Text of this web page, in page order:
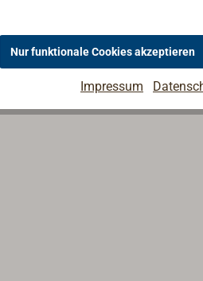
Nur funktionale Cookies akzeptieren
Impressum